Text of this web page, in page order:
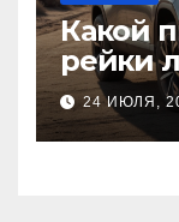
Какой
рейки
резина
24 ИЮЛЯ,